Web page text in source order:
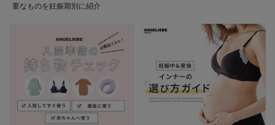
要なものを妊娠期別に紹介